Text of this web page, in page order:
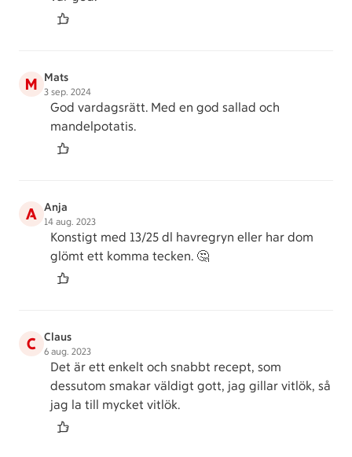
M Mats
3 sep. 2024
God vardagsrätt. Med en god sallad och
mandelpotatis.
A Anja
14 aug. 2023
Konstigt med 13/25 dl havregryn eller har dom
glömt ett komma tecken. 🤔
C Claus
6 aug. 2023
Det är ett enkelt och snabbt recept, som
dessutom smakar väldigt gott, jag gillar vitlök, så
jag la till mycket vitlök.